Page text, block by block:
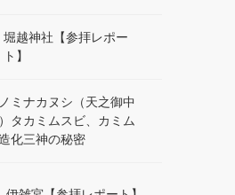
堀越神社【参拝レポー
ト】
ミナカヌシ（天之御中
タカミムスビ、カミム
化三神の秘密